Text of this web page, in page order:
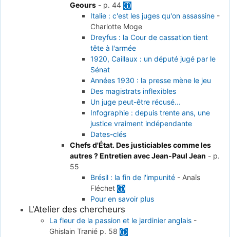
Geours - p. 44
Italie : c'est les juges qu'on assassine -
Charlotte Moge
Dreyfus : la Cour de cassation tient
tête à l'armée
1920, Caillaux : un député jugé par le
Sénat
Années 1930 : la presse mène le jeu
Des magistrats inflexibles
Un juge peut-être récusé...
Infographie : depuis trente ans, une
justice vraiment indépendante
Dates-clés
Chefs d'État. Des justiciables comme les
autres ? Entretien avec Jean-Paul Jean - p.
55
Brésil : la fin de l'impunité - Anaïs
Fléchet
Pour en savoir plus
L'Atelier des chercheurs
La fleur de la passion et le jardinier anglais -
Ghislain Tranié p. 58